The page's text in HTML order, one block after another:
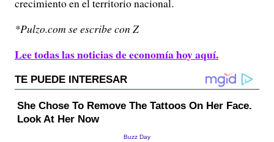
crecimiento en el territorio nacional.
*Pulzo.com se escribe con Z
Lee todas las noticias de economía hoy aquí.